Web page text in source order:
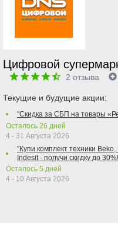
Цифровой
2 отзыва
Текущие и будущие акции:
"Скидка за СБП на товары
Осталось 26 дней
4 - 31 Августа 2026
"Купи комплект техники Beko,
Indesit - получи скидку до
Осталось 5 дней
4 - 10 Августа 2026